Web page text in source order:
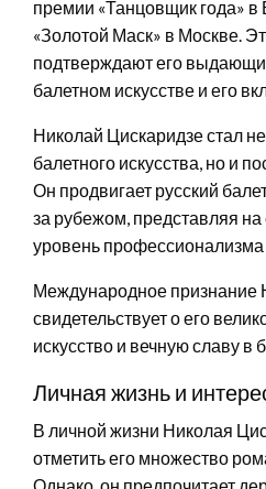
премии «Танцовщик года»
«Золотой Маск» в Москве.
подтверждают его
балетном искусстве и его
Николай Цискаридзе стал
балетного искусства, но и
Он продвигает русский
за рубежом, представляя
уровень профессионализма
Международное признание
свидетельствует о его
искусство и вечную славу в
Личная жизнь и
В личной жизни Николая
отметить его множество